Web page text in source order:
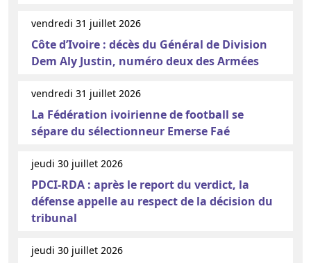
vendredi 31 juillet 2026
Côte d’Ivoire : décès du Général de Division
Dem Aly Justin, numéro deux des Armées
vendredi 31 juillet 2026
La Fédération ivoirienne de football se
sépare du sélectionneur Emerse Faé
jeudi 30 juillet 2026
PDCI-RDA : après le report du verdict, la
défense appelle au respect de la décision du
tribunal
jeudi 30 juillet 2026